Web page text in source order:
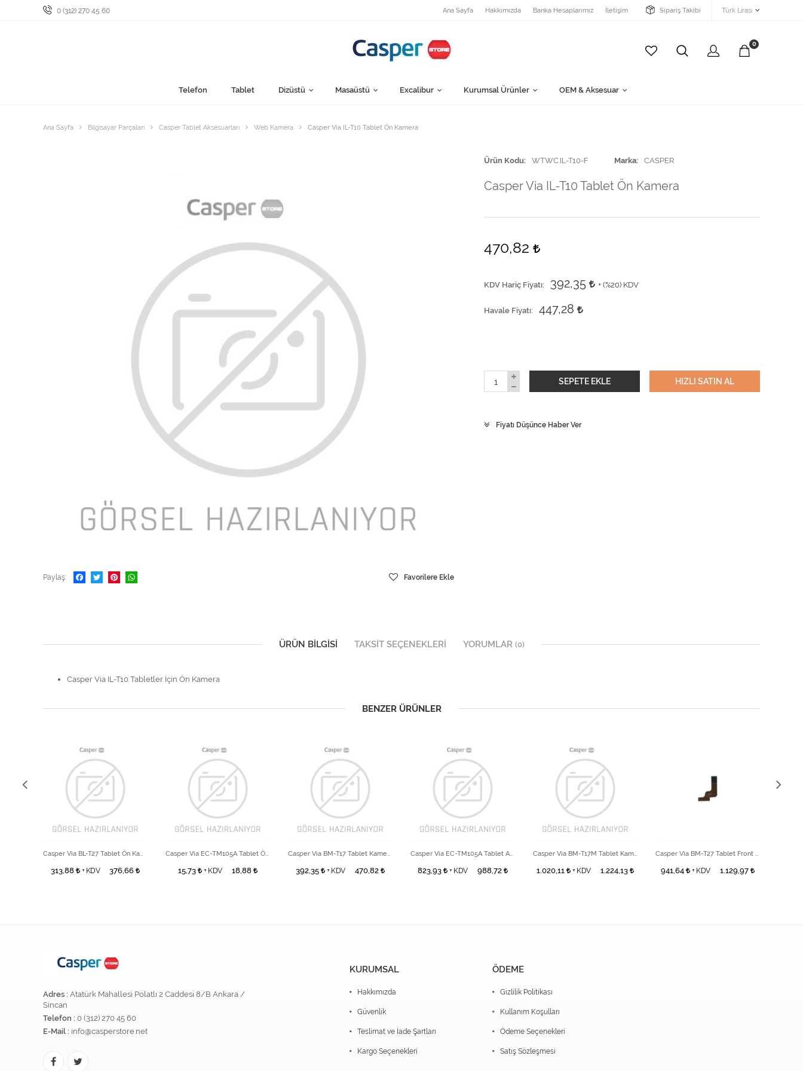
0 (312) 270 45 60 Türk Lirası
Ana Sayfa Hakkımızda Banka Hesaplarımız İletişim Sipariş Takibi
0
Telefon Tablet Dizüstü Masaüstü Excalibur Kurumsal Ürünler OEM & Aksesuar
Ana Sayfa Bilgisayar Parçaları Casper Tablet Aksesuarları Web Kamera Casper Via IL-T10 Tablet Ön Kamera
Paylaş Favorilere Ekle
Ürün Kodu WTWC.IL-T10-F Marka CASPER
Casper Via IL-T10 Tablet Ön Kamera
470,82
KDV Hariç Fiyatı 392,35 + (%20) KDV
Havale Fiyatı 447,28
SEPETE EKLE HIZLI SATIN AL
Fiyatı Düşünce Haber Ver
ÜRÜN BILGISI TAKSIT SEÇENEKLERI YORUMLAR (0)
Casper Via IL-T10 Tabletler İçin Ön Kamera
BENZER ÜRÜNLER
313,88 + KDV 376,66 15,73 + KDV 18,88 392,35 + KDV 470,82 823,93 + KDV 988,72 1.020,11 + KDV 1.224,13 941,64 + KDV 1.129,97
Adres : Atatürk Mahallesi Polatlı 2 Caddesi 8/B Ankara /
Sincan
Telefon : 0 (312) 270 45 60
E-Mail : info@casperstore.net
KURUMSAL
Hakkımızda
Güvenlik
Teslimat ve İade Şartları
Kargo Seçenekleri
ÖDEME
Gizlilik Politikası
Kullanım Koşulları
Ödeme Seçenekleri
Satış Sözleşmesi